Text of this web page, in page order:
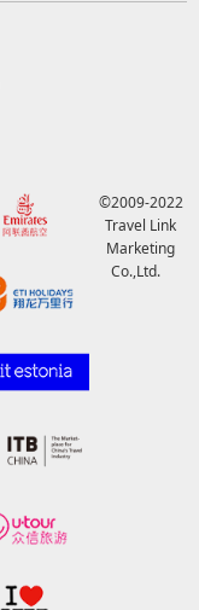
©2009-2022
Travel Link
Marketing
Co.,Ltd.